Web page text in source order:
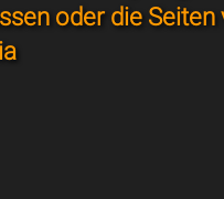
oder die Seiten